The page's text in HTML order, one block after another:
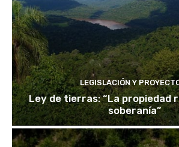
LEGISLACIÓN Y
Ley de tierras: “La propiedad
soberanía”